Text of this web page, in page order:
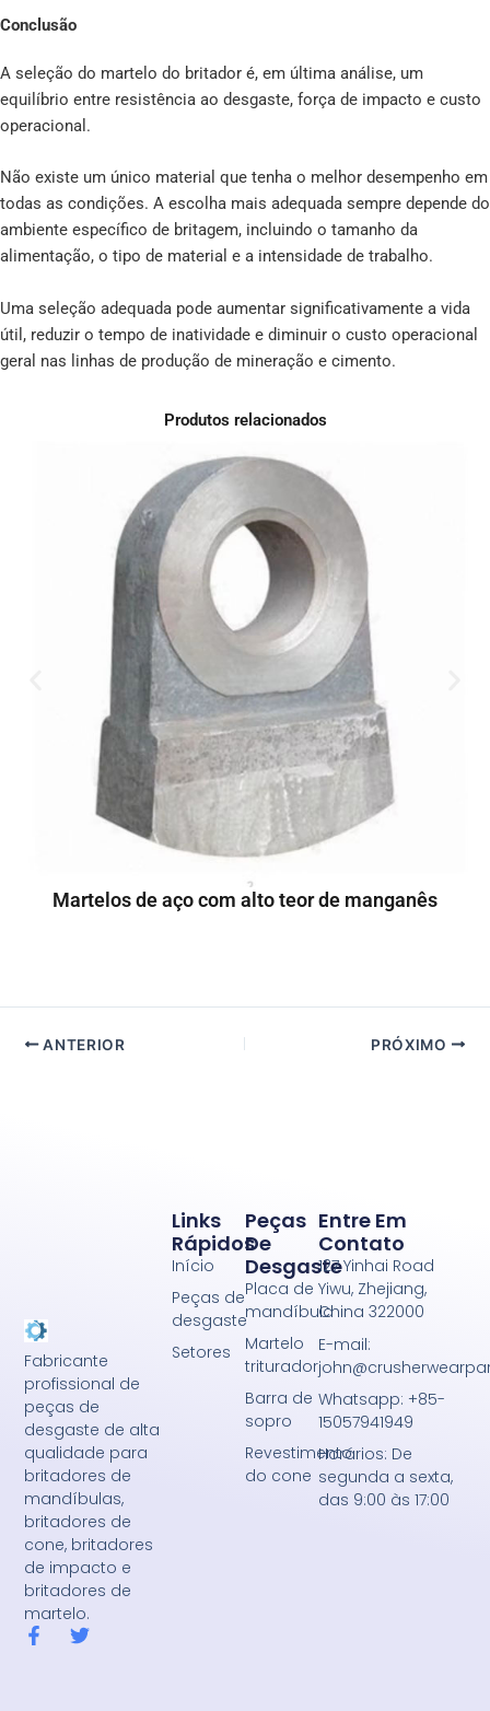
Conclusão
A seleção do martelo do britador é, em última análise, um
equilíbrio entre resistência ao desgaste, força de impacto e custo
operacional.
Não existe um único material que tenha o melhor desempenho em
todas as condições. A escolha mais adequada sempre depende do
ambiente específico de britagem, incluindo o tamanho da
alimentação, o tipo de material e a intensidade de trabalho.
Uma seleção adequada pode aumentar significativamente a vida
útil, reduzir o tempo de inatividade e diminuir o custo operacional
geral nas linhas de produção de mineração e cimento.
Produtos relacionados
Martelos de aço com alto teor de manganês
ANTERIOR PRÓXIMO
Fabricante
profissional de
peças de
desgaste de alta
qualidade para
britadores de
mandíbulas,
britadores de
cone, britadores
de impacto e
britadores de
martelo.
F
T
Peças
De
Desgaste
Placa de
mandíbula
Martelo
triturador
Barra de
sopro
Revestimento
do cone
Links
Rápidos
Início
Peças de
desgaste
Setores
Entre Em
Contato
127 Yinhai Road
Yiwu, Zhejiang,
China 322000
E-mail:
Whatsapp: +85-
15057941949
Horários: De
segunda a sexta,
das 9:00 às 17:00